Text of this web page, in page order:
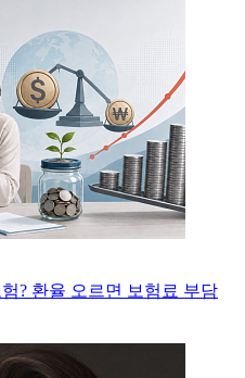
? 환율 오르면 보험료 부담